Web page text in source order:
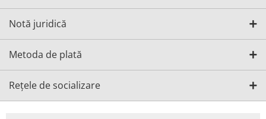
Notă juridică
Metoda de plată
Rețele de socializare